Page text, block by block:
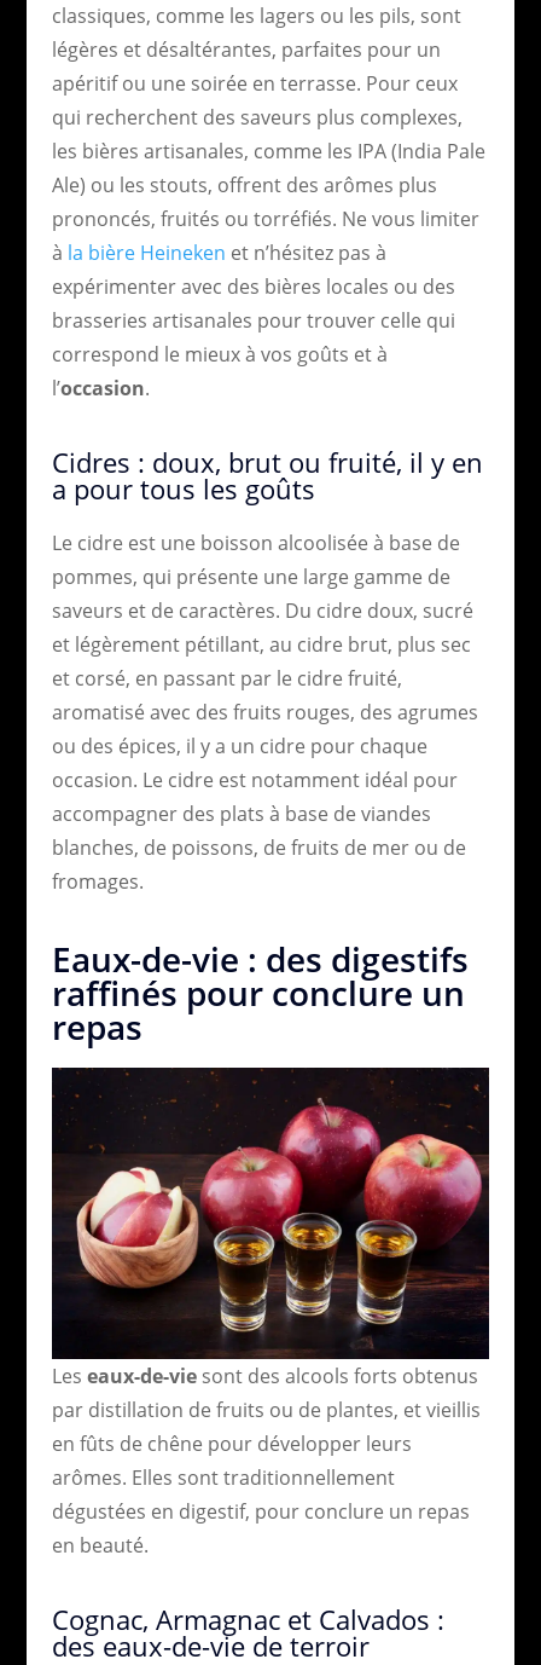
classiques, comme les lagers ou les pils, sont
légères et désaltérantes, parfaites pour un
apéritif ou une soirée en terrasse. Pour ceux
qui recherchent des saveurs plus complexes,
les bières artisanales, comme les IPA (India Pale
Ale) ou les stouts, offrent des arômes plus
prononcés, fruités ou torréfiés. Ne vous limiter
à la bière Heineken et n’hésitez pas à
expérimenter avec des bières locales ou des
brasseries artisanales pour trouver celle qui
correspond le mieux à vos goûts et à
l’occasion.
Cidres : doux, brut ou fruité, il y en
a pour tous les goûts
Le cidre est une boisson alcoolisée à base de
pommes, qui présente une large gamme de
saveurs et de caractères. Du cidre doux, sucré
et légèrement pétillant, au cidre brut, plus sec
et corsé, en passant par le cidre fruité,
aromatisé avec des fruits rouges, des agrumes
ou des épices, il y a un cidre pour chaque
occasion. Le cidre est notamment idéal pour
accompagner des plats à base de viandes
blanches, de poissons, de fruits de mer ou de
fromages.
Eaux-de-vie : des digestifs
raffinés pour conclure un
repas
Les eaux-de-viesont des alcools forts obtenus
par distillation de fruits ou de plantes, et vieillis
en fûts de chêne pour développer leurs
arômes. Elles sont traditionnellement
dégustées en digestif, pour conclure un repas
en beauté.
Cognac, Armagnac et Calvados :
des eaux-de-vie de terroir